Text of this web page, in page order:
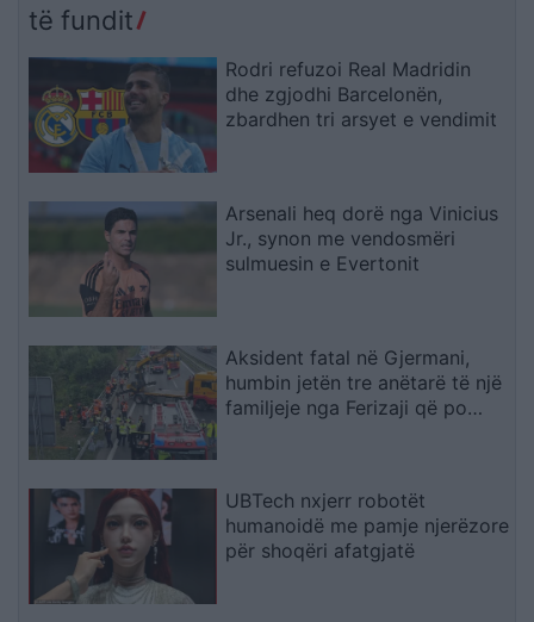
të fundit
Rodri refuzoi Real Madridin
dhe zgjodhi Barcelonën,
zbardhen tri arsyet e vendimit
Arsenali heq dorë nga Vinicius
Jr., synon me vendosmëri
sulmuesin e Evertonit
Aksident fatal në Gjermani,
humbin jetën tre anëtarë të një
familjeje nga Ferizaji që po
UBTech nxjerr robotët
humanoidë me pamje njerëzore
për shoqëri afatgjatë